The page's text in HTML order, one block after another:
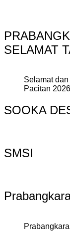
SELAMAT
Selamat
Pacitan
SOOKA
SMSI